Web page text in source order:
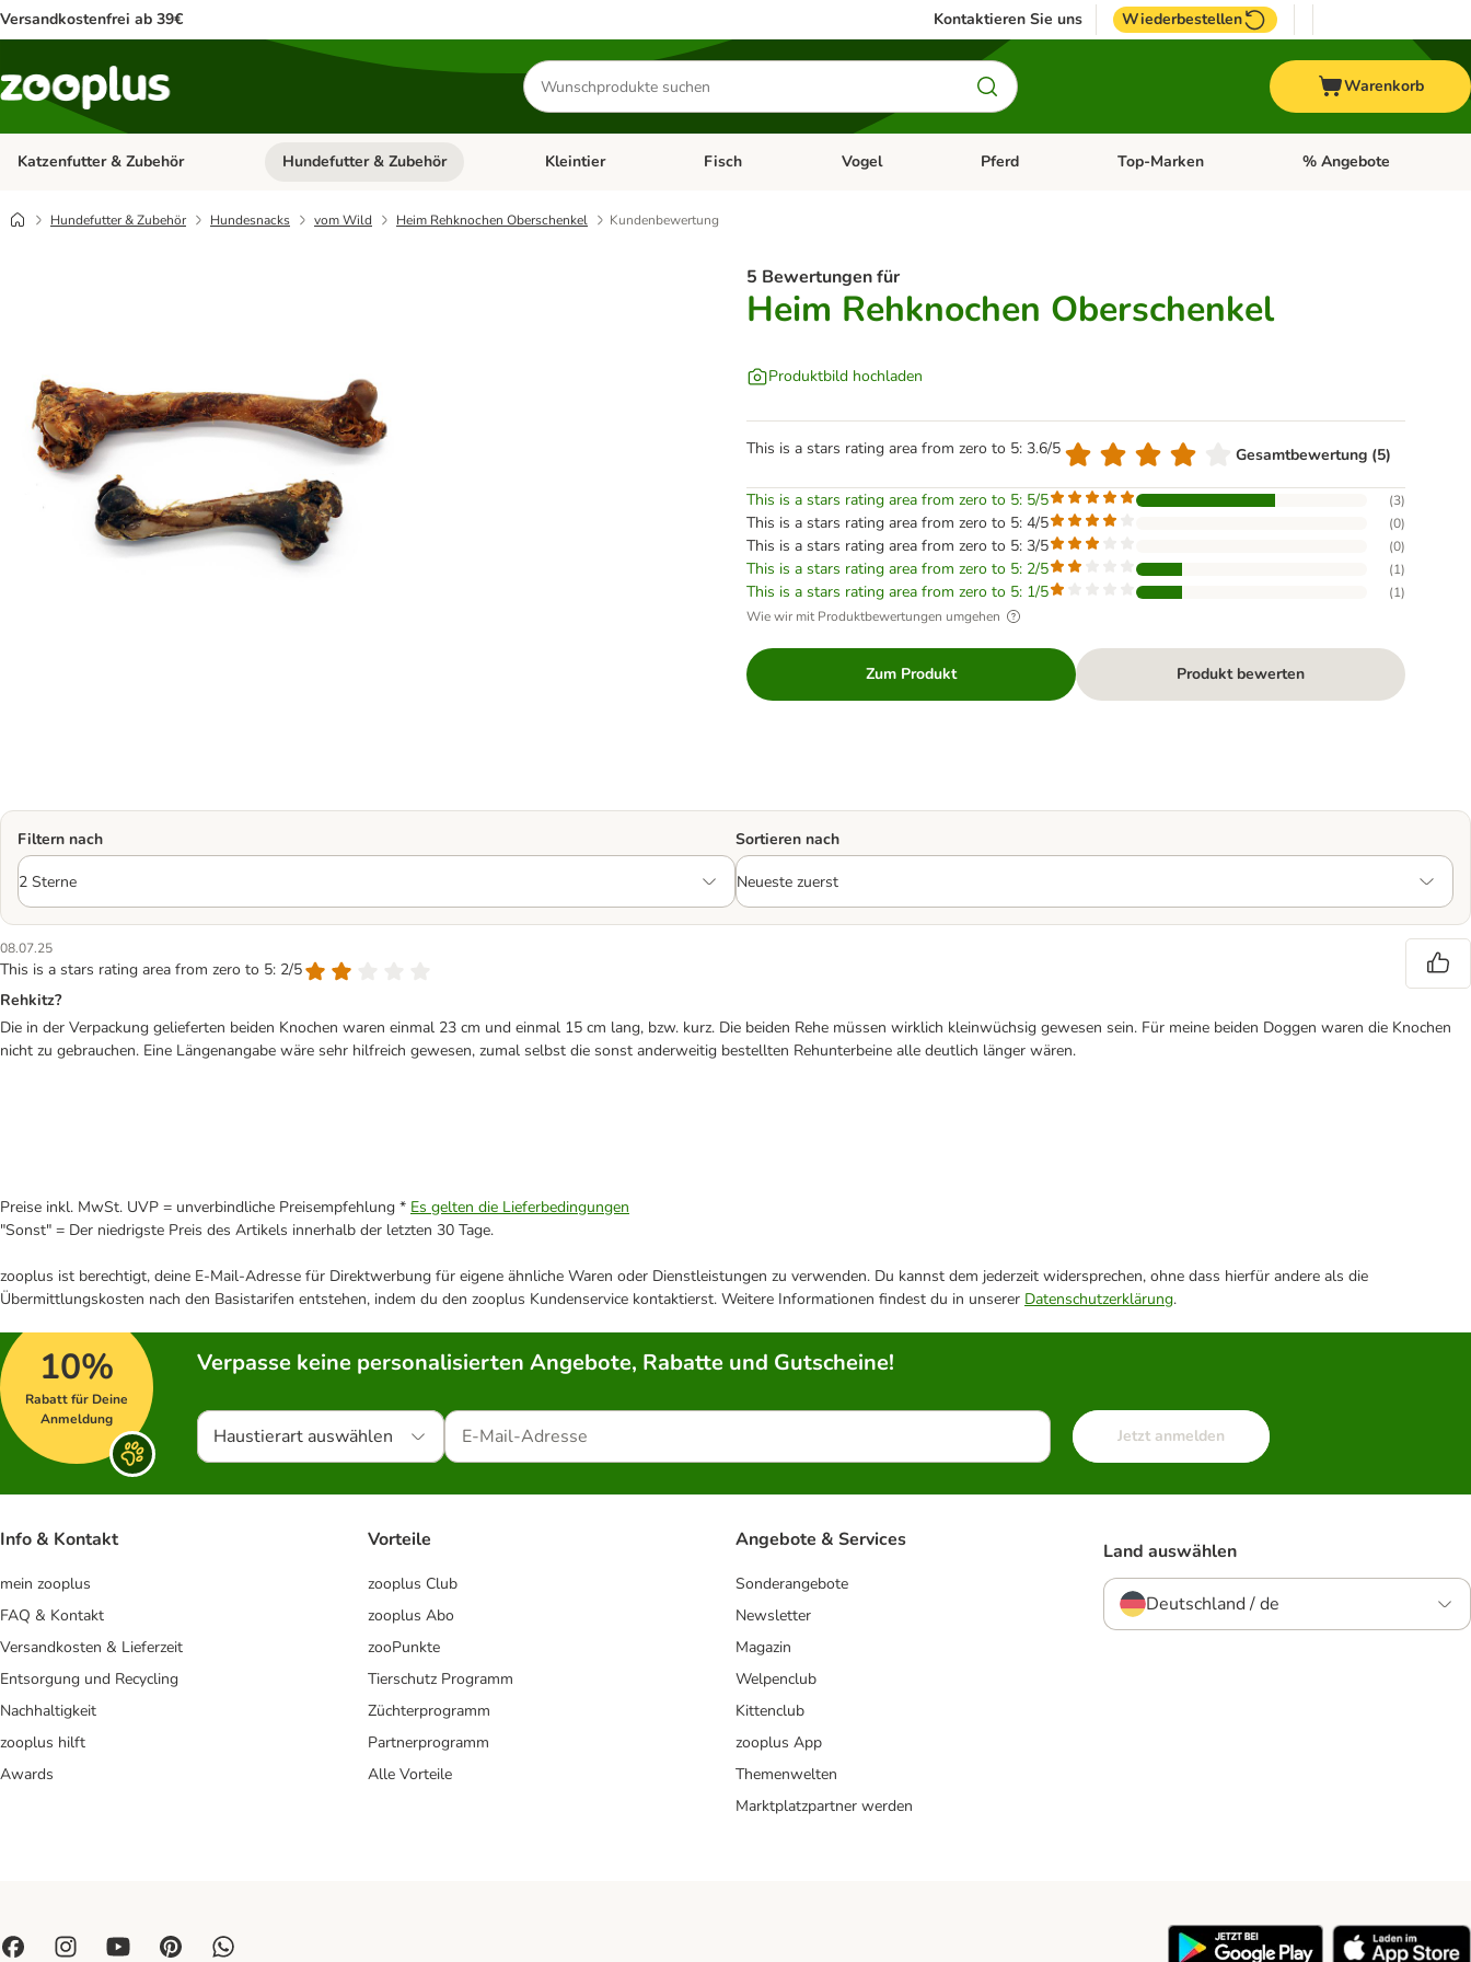
Versandkostenfrei ab 39€ Kontaktieren Sie uns Wiederbestellen
Produkte
suchen
Warenkorb
Katzenfutter & Zubehör Kategorie-Menü öffnen: Katzenfutter & Zubehör
Hundefutter & Zubehör Kategorie-Menü öffnen: Hundefutter & Zubehör
Kleintier Kategorie-Menü öffnen: Kleintier
Fisch Kategorie-Menü öffnen: Fisch
Vogel Kategorie-Menü öffnen: Vogel
Pferd Kategorie-Menü öffnen: Pferd
Top-Marken Kategorie-Menü öffnen:
% Angebote
Hundefutter & Zubehör Hundesnacks vom Wild Heim Rehknochen Oberschenkel Kundenbewertung
5 Bewertungen für
Heim Rehknochen Oberschenkel
Produktbild hochladen
This is a stars rating area from zero to 5: 3.6/5 Gesamtbewertung (5)
This is a stars rating area from zero to 5: 5/5 (3)
This is a stars rating area from zero to 5: 4/5 (0)
This is a stars rating area from zero to 5: 3/5 (0)
This is a stars rating area from zero to 5: 2/5 (1)
This is a stars rating area from zero to 5: 1/5 (1)
Wie wir mit Produktbewertungen umgehen
Zum Produkt Produkt bewerten
Filtern nach Sortieren nach
08.07.25
This is a stars rating area from zero to 5: 2/5
Rehkitz?
Die in der Verpackung gelieferten beiden Knochen waren einmal 23 cm und einmal 15 cm lang, bzw. kurz. Die beiden Rehe müssen wirklich kleinwüchsig gewesen sein. Für meine beiden Doggen waren die Knochen
nicht zu gebrauchen. Eine Längenangabe wäre sehr hilfreich gewesen, zumal selbst die sonst anderweitig bestellten Rehunterbeine alle deutlich länger wären.
Preise inkl. MwSt. UVP = unverbindliche Preisempfehlung * Es gelten die Lieferbedingungen
"Sonst" = Der niedrigste Preis des Artikels innerhalb der letzten 30 Tage.
zooplus ist berechtigt, deine E-Mail-Adresse für Direktwerbung für eigene ähnliche Waren oder Dienstleistungen zu verwenden. Du kannst dem jederzeit widersprechen, ohne dass hierfür andere als die
Übermittlungskosten nach den Basistarifen entstehen, indem du den zooplus Kundenservice kontaktierst. Weitere Informationen findest du in unserer Datenschutzerklärung.
10%
Rabatt für Deine
Anmeldung
Verpasse keine personalisierten Angebote, Rabatte und Gutscheine!
Haustierart auswählen Jetzt anmelden
Info & Kontakt
mein zooplus
FAQ & Kontakt
Versandkosten & Lieferzeit
Entsorgung und Recycling
Nachhaltigkeit
zooplus hilft
Awards
Vorteile
zooplus Club
zooplus Abo
zooPunkte
Tierschutz Programm
Züchterprogramm
Partnerprogramm
Alle Vorteile
Angebote & Services
Sonderangebote
Newsletter
Magazin
Welpenclub
Kittenclub
zooplus App
Themenwelten
Marktplatzpartner werden
Land auswählen
Deutschland / de